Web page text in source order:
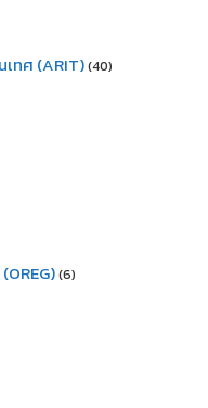
ทศ (ARIT)(40)
(6)